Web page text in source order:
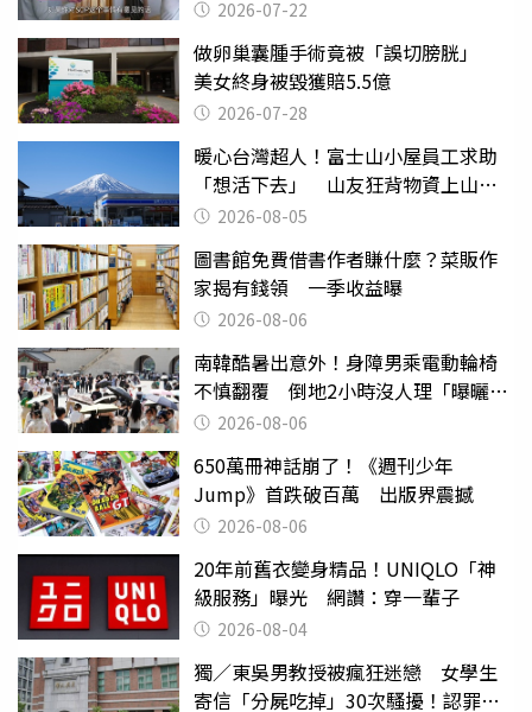
2026-07-22
做卵巢囊腫手術竟被「誤切膀胱」
美女終身被毀獲賠5.5億
2026-07-28
暖心台灣超人！富士山小屋員工求助
「想活下去」 山友狂背物資上山：
台灣真的是寶島
2026-08-05
圖書館免費借書作者賺什麼？菜販作
家揭有錢領 一季收益曝
2026-08-06
南韓酷暑出意外！身障男乘電動輪椅
不慎翻覆 倒地2小時沒人理「曝曬
亡」2026-08-06
650萬冊神話崩了！《週刊少年
Jump》首跌破百萬 出版界震撼
2026-08-06
20年前舊衣變身精品！UNIQLO「神
級服務」曝光 網讚：穿一輩子
2026-08-04
獨／東吳男教授被瘋狂迷戀 女學生
寄信「分屍吃掉」30次騷擾！認罪免